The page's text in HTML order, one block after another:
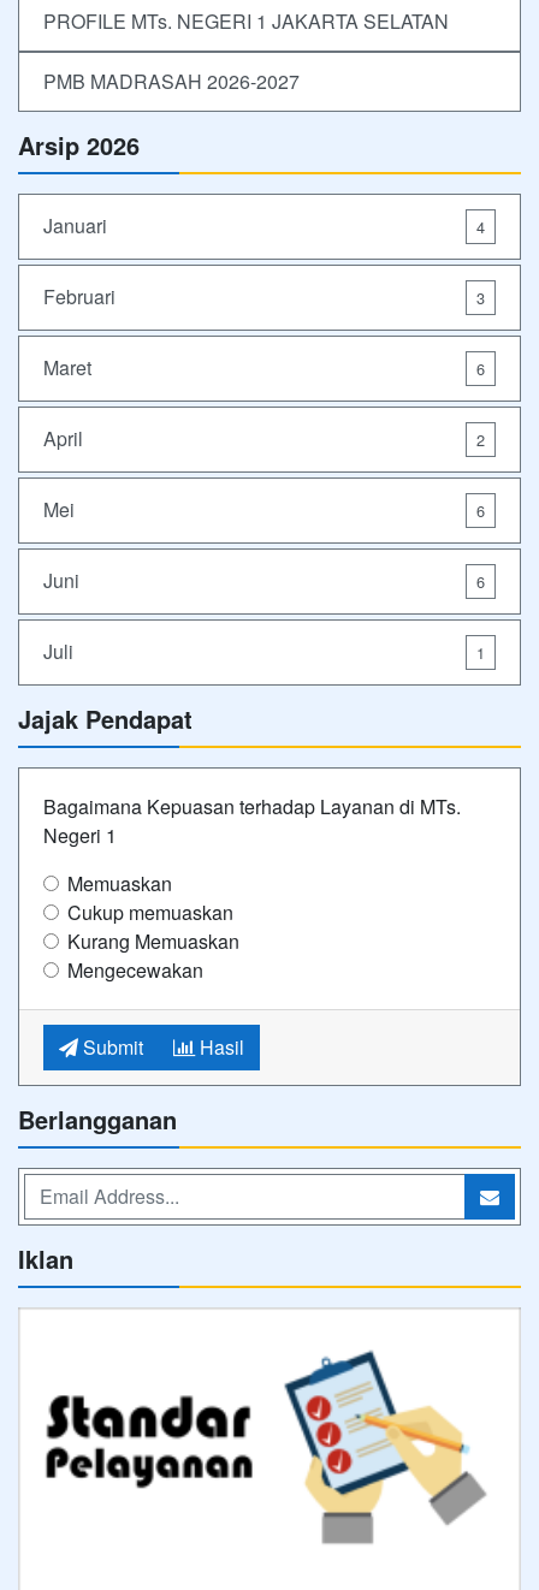
PROFILE MTs. NEGERI 1 JAKARTA SELATAN
PMB MADRASAH 2026-2027
Arsip 2026
Januari 4
Februari 3
Maret 6
April 2
Mei 6
Juni 6
Juli 1
Jajak Pendapat
Bagaimana Kepuasan terhadap Layanan di MTs.
Negeri 1
Memuaskan
Cukup memuaskan
Kurang Memuaskan
Mengecewakan
Submit Hasil
Berlangganan
Iklan